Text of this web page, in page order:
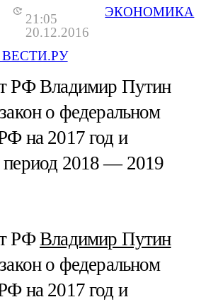
21:05
20.12.2016
ЭКОНОМИКА
РФ Владимир Путин
о федеральном
на 2017 год и
период 2018 — 2019
РФВладимир Путин
о федеральном
на 2017 год и